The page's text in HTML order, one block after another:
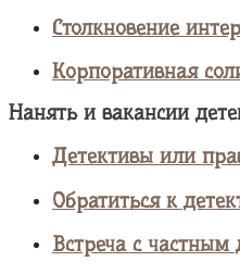
Столкновение
Корпоративная
Нанять и вакансии
Детективы или
Обратиться к
Встреча с частным